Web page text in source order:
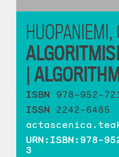
HUOPANIEMI,
|
ISBN 978-952-
ISSN 2242-6485
URN:ISBN:978-
3